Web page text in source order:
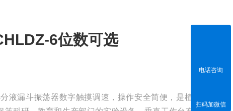
6位数可选
液漏斗振荡器数字触摸调速，操作安全简便，是植物、生物
电话咨询
扫码加微信